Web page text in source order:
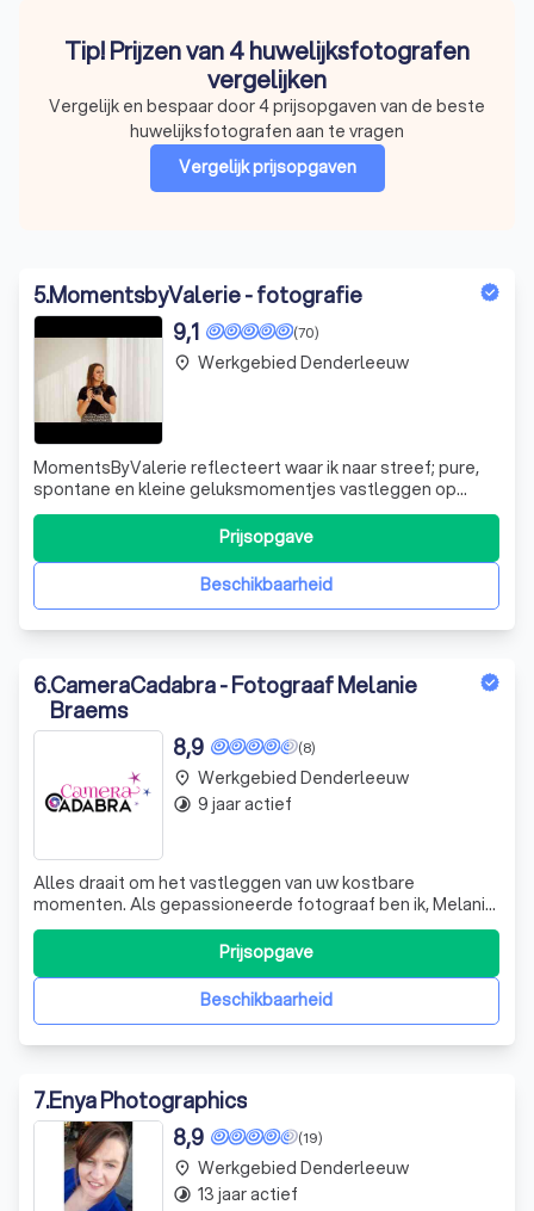
Tip! Prijzen van 4 huwelijksfotografen
vergelijken
Vergelijk en bespaar door 4 prijsopgaven van de beste
huwelijksfotografen aan te vragen
Vergelijk prijsopgaven
5.MomentsbyValerie - fotografie
(70)
9,1
MomentsByValerie reflecteert waar ik naar streef; pure,
spontane en kleine geluksmomentjes vastleggen op
beeld en hiervan een waardevolle herinnering maken voor
altijd. Van liefde, nieuw leven tot familie's - ik leg al jouw
waardevolle momenten graag vast op beeld.
Beschikbaarheid
Prijsopgave
place Werkgebied Denderleeuw
6.CameraCadabra - Fotograaf Melanie
Braems
(8)
8,9
Alles draait om het vastleggen van uw kostbare
momenten. Als gepassioneerde fotograaf ben ik, Melanie
Braems, gespecialiseerd in het creëren van uw kostbare
Beschikbaarheid
Prijsopgave
place Werkgebied Denderleeuw
timelapse 9 jaar actief
7.Enya Photographics
(19)
8,9
place Werkgebied Denderleeuw
timelapse 13 jaar actief